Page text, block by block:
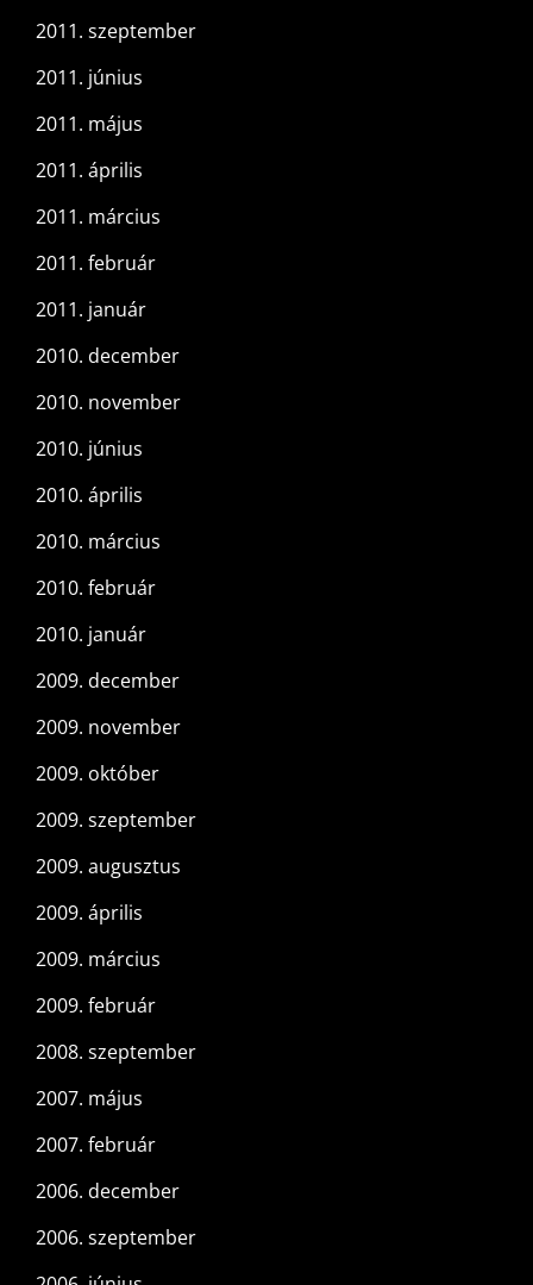
2011. szeptember
2011. június
2011. május
2011. április
2011. március
2011. február
2011. január
2010. december
2010. november
2010. június
2010. április
2010. március
2010. február
2010. január
2009. december
2009. november
2009. október
2009. szeptember
2009. augusztus
2009. április
2009. március
2009. február
2008. szeptember
2007. május
2007. február
2006. december
2006. szeptember